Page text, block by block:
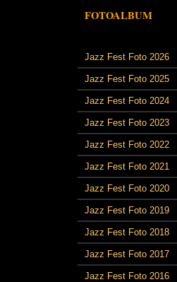
FOTOALBUM
Jazz Fest Foto 2026
Jazz Fest Foto 2025
Jazz Fest Foto 2024
Jazz Fest Foto 2023
Jazz Fest Foto 2022
Jazz Fest Foto 2021
Jazz Fest Foto 2020
Jazz Fest Foto 2019
Jazz Fest Foto 2018
Jazz Fest Foto 2017
Jazz Fest Foto 2016